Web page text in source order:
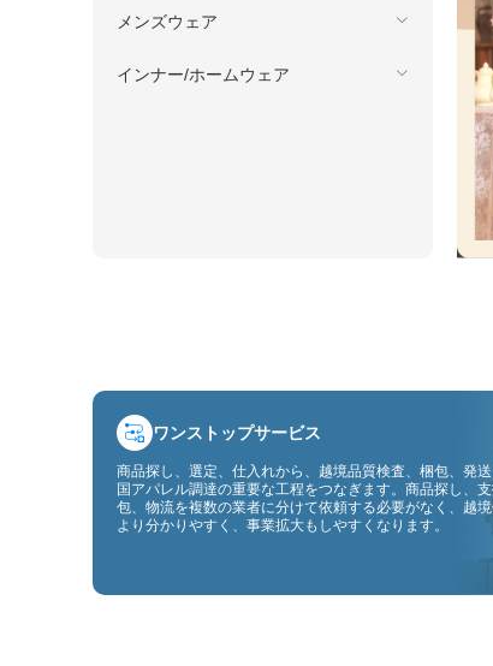
メンズウェア
インナー/ホームウェア
ワンストップサービス
商品探し、選定、仕入れから、越境品質検査、梱包、発
国アパレル調達の重要な工程をつなぎます。商品探し、
包、物流を複数の業者に分けて依頼する必要がなく、越
より分かりやすく、事業拡大もしやすくなります。